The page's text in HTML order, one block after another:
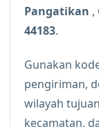
Pangatikan ,
44183.
Gunakan
pengiriman,
wilayah
kecamatan,